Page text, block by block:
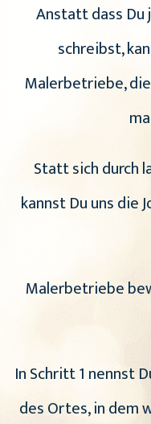
Anstatt dass
schreibst,
Malerbetriebe,
Statt sich durch
kannst Du uns die
Malerbetriebe
In Schritt 1 nennst
des Ortes, in dem